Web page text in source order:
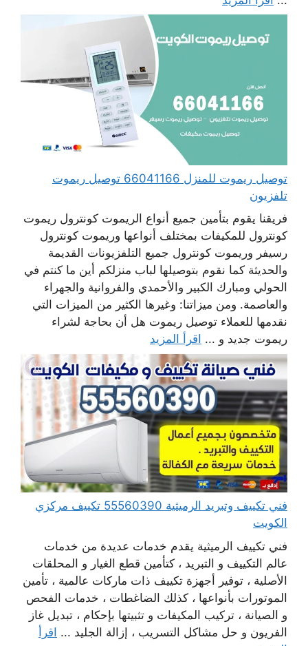
توصيل ريموت للمنزل 66041166 توصيل ريموت
تلفزيون
فريقنا يقوم بتأمين جميع أنواع الريموت كونترول ريموت
كونترول للمكيفات بمختلف أنواعها وريموت كونترول
رسيفر وريموت كونترول جميع التلفزيونات القديمة
والحديثة كما نقوم بتوصيلها لباب منزلكم أين ما كنتم في
الحولي ومبارك الكبير والأحمدي والفروانية والجهراء
والعاصمة. ومن ميزاتنا: وغيرها الكثير من الميزات التي
نقدمها للعملاء توصيل ريموت هل أن بحاجة لشراء
ريموت جديد و ... اقرأ المزيد
فني تكييف وتبريد الرميثية 55560390 تكييف مركزي
الكويت
فني تكييف الرميثية يقدم خدمات عديدة من خدمات
عالم التكييف و التبريد ، كتأمين قطع الغيار و المحلقات
الأصلية ، توفير أجهزة تكييف ذات ماركات عالمية ، تأمين
الموتورات بأنواعها ، كذلك الضاغطات ، خدمات الفحص
و الصيانة ، تركيب المكيفات و تثبيتها بإحكام ، تبديل غاز
الفريون و حل مشاكل التسريب ، إزالة الجليد ... اقرأ